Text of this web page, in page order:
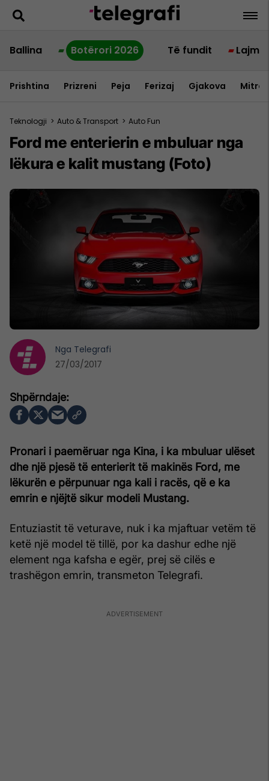
Ballina Botërori 2026 Të fundit Lajme
Prishtina Prizreni Peja Ferizaj Gjakova
Teknologji > Auto & Transport > Auto Fun
Ford me enterierin e mbuluar nga
lëkura e kalit mustang (Foto)
Pronari i paemëruar nga Kina, i ka mbuluar ulëset
dhe një pjesë të enterierit të makinës Ford, me
lëkurën e përpunuar nga kali i racës, që e ka
emrin e njëjtë sikur modeli Mustang.
Entuziastit të veturave, nuk i ka mjaftuar vetëm të
ketë një model të tillë, por ka dashur edhe një
element nga kafsha e egër, prej së cilës e
trashëgon emrin, transmeton Telegrafi.
Nga Telegrafi
27/03/2017